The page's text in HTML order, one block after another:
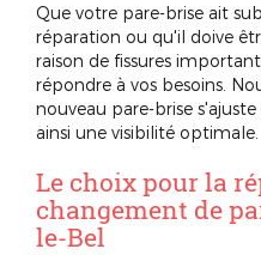
Que votre pare-brise ait
réparation ou qu'il doive
raison de fissures
répondre à vos besoins.
nouveau pare-brise
ainsi une visibilité optimale.
Le choix pour la
changement de
le-Bel